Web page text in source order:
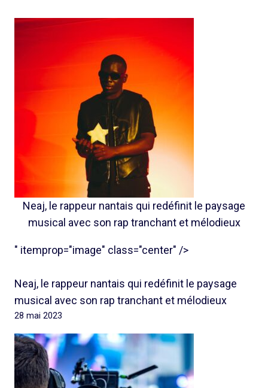
Neaj, le rappeur nantais qui redéfinit le paysage
musical avec son rap tranchant et mélodieux
" itemprop="image" class="center" />
Neaj, le rappeur nantais qui redéfinit le paysage
musical avec son rap tranchant et mélodieux
28 mai 2023